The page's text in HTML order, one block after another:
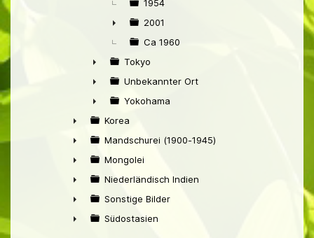
►
1954
►
2001
Ca 1960
►
Tokyo
►
Unbekannter Ort
►
Yokohama
►
Korea
►
Mandschurei (1900-1945)
►
Mongolei
►
Niederländisch Indien
►
Sonstige Bilder
Südostasien